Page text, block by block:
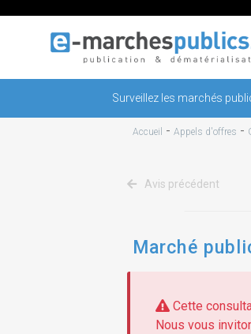
Surveillez les marchés
Accueil - Appels d'offres -
Avis précédent
Marché
Cette
Nous vous